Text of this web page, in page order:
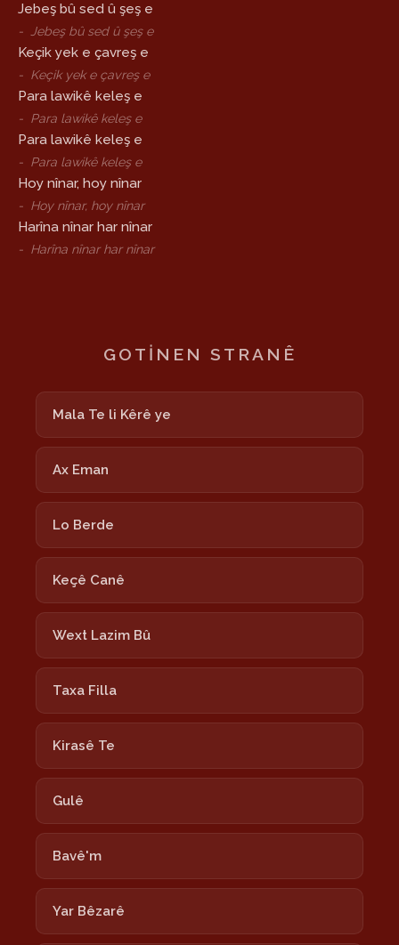
Jebeş bû sed û şeş e
- Jebeş bû sed û şeş e
Keçik yek e çavreş e
- Keçik yek e çavreş e
Para lawikê keleş e
- Para lawikê keleş e
Para lawikê keleş e
- Para lawikê keleş e
Hoy nînar, hoy nînar
- Hoy nînar, hoy nînar
Harîna nînar har nînar
- Harîna nînar har nînar
GOTINEN STRANÊ
Mala Te li Kêrê ye
Ax Eman
Lo Berde
Keçê Canê
Wext Lazim Bû
Taxa Filla
Kirasê Te
Gulê
Bavê'm
Yar Bêzarê